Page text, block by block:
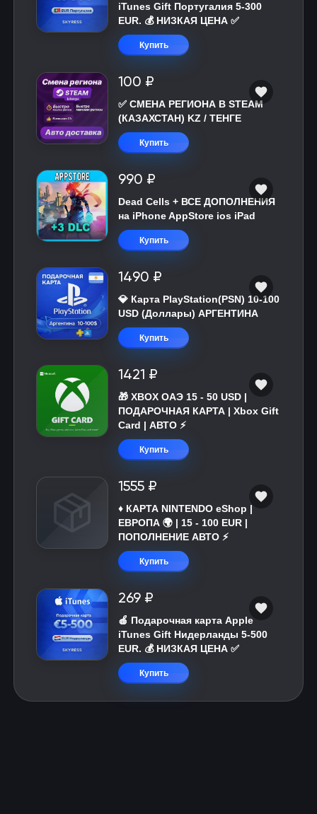
iTunes Gift Португалия 5-300
EUR. 💰 НИЗКАЯ ЦЕНА ✅
Купить
100 ₽
✅ СМЕНА РЕГИОНА В STEAM
(КАЗАХСТАН) KZ / ТЕНГЕ
Купить
990 ₽
Dead Cells + ВСЕ ДОПОЛНЕНИЯ
на iPhone AppStore ios iPad
Купить
1490 ₽
💎 Карта PlayStation(PSN) 10-100
USD (Доллары) АРГЕНТИНА
Купить
1421 ₽
🎁 XBOX ОАЭ 15 - 50 USD |
ПОДАРОЧНАЯ КАРТА | Xbox Gift
Card | АВТО ⚡
Купить
1555 ₽
♦️ КАРТА NINTENDO eShop |
ЕВРОПА 🌍 | 15 - 100 EUR |
ПОПОЛНЕНИЕ АВТО ⚡
Купить
269 ₽
🍎 Подарочная карта Apple
iTunes Gift Нидерланды 5-500
EUR. 💰 НИЗКАЯ ЦЕНА ✅
Купить